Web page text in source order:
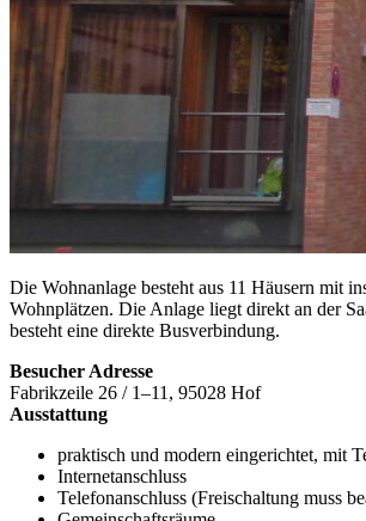
Die Wohnanlage besteht aus 11 Häusern mit
Wohnplätzen. Die Anlage liegt direkt an der
besteht eine direkte Busverbindung.
Besucher Adresse
Fabrikzeile 26 / 1–11, 95028 Hof
Ausstattung
praktisch und modern eingerichtet, mit
Internetanschluss
Telefonanschluss (Freischaltung muss